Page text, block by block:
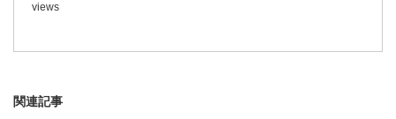
views
関連記事